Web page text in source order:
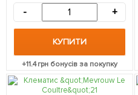
- +
КУПИТИ
+11.4грн бонусів за покупку